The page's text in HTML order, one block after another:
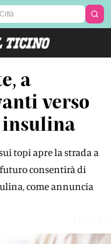
a
verso
insulina
topi apre la strada a
consentirà di
come annuncia